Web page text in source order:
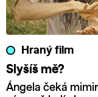
Hraný film
Slyšíš mě?
Ángela čeká